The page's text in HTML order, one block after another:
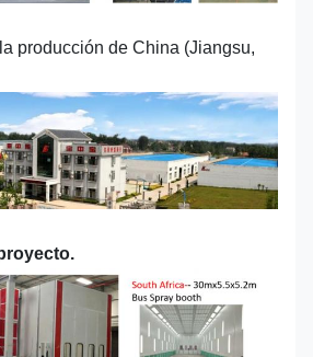
producción de China (Jiangsu,